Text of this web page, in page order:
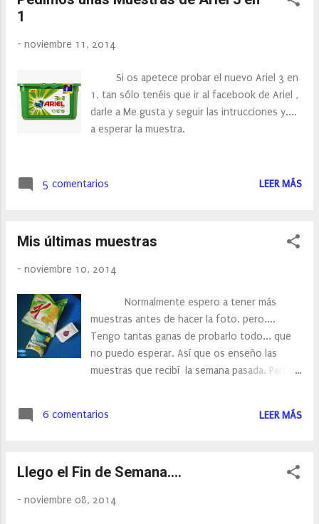
utilizando dentríficos dirigidos al cuidado de
es diferente, y muy diferente:
Comenzamos con el color , el color de esta
pasta de dientes en un rosado, cosa que me
extraño en una pasta de dientes de adulto, y
1
- noviembre 11, 2014
Si os apetece probar el nuevo Ariel 3 en
1, tan sólo tenéis que ir al facebook de Ariel ,
darle a Me gusta y seguir las intrucciones y....
a esperar la muestra.
5 comentarios LEER MÁS
Mis últimas muestras
- noviembre 10, 2014
Normalmente espero a tener más
muestras antes de hacer la foto, pero....
Tengo tantas ganas de probarlo todo... que
no puedo esperar. Así que os enseño las
muestras que recibí la semana pasada. Para
6 comentarios LEER MÁS
Llego el Fin de Semana....
- noviembre 08, 2014